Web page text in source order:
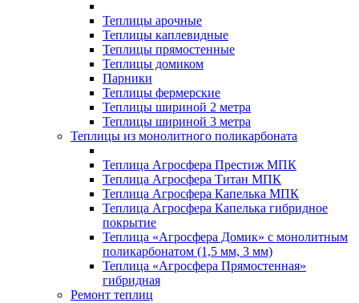
Теплицы арочные
Теплицы каплевидные
Теплицы прямостенные
Теплицы домиком
Парники
Теплицы фермерские
Теплицы шириной 2 метра
Теплицы шириной 3 метра
Теплицы из монолитного поликарбоната
Теплица Агросфера Престиж МПК
Теплица Агросфера Титан МПК
Теплица Агросфера Капелька МПК
Теплица Агросфера Капелька гибридное
покрытие
Теплица «Агросфера Домик» с монолитным
поликарбонатом (1,5 мм, 3 мм)
Теплица «Агросфера Прямостенная»
гибридная
Ремонт теплиц